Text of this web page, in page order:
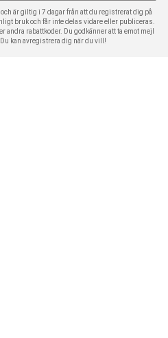
är giltig i 7 dagar från att du registrerat dig på
bruk och får inte delas vidare eller publiceras.
andra rabattkoder. Du godkänner att ta emot mejl
kan avregistrera dig när du vill!